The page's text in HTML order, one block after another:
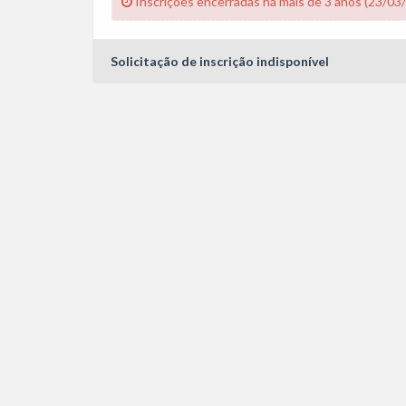
Solicitação de inscrição indisponível